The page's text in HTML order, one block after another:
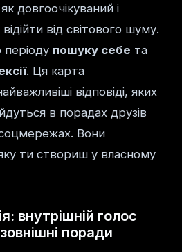
довгоочікуваний і
від світового шуму.
пошуку себе та
. Ця карта
відповіді, яких
в порадах друзів
Вони
ти створиш у власному
внутрішній голос
поради